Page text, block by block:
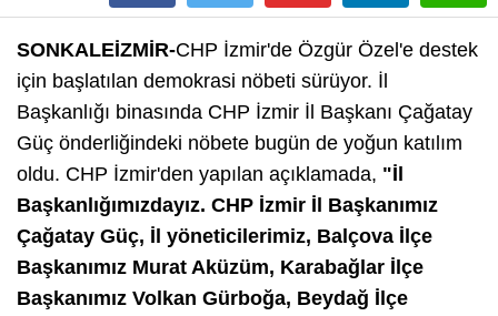
SONKALEİZMİR-CHP İzmir'de Özgür Özel'e destek
için başlatılan demokrasi nöbeti sürüyor. İl
Başkanlığı binasında CHP İzmir İl Başkanı Çağatay
Güç önderliğindeki nöbete bugün de yoğun katılım
oldu. CHP İzmir'den yapılan açıklamada, "İl
Başkanlığımızdayız. CHP İzmir İl Başkanımız
Çağatay Güç, İl yöneticilerimiz, Balçova İlçe
Başkanımız Murat Aküzüm, Karabağlar İlçe
Başkanımız Volkan Gürboğa, Beydağ İlçe